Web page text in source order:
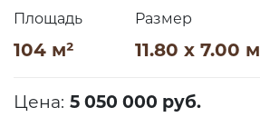
Площадь
104 м²
Размер
11.80 x 7.00 м
Цена: 5 050 000 руб.